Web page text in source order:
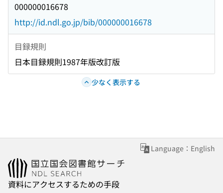
000000016678
http://id.ndl.go.jp/bib/000000016678
目録規則
日本目録規則1987年版改訂版
少なく表示する
Language：English
資料にアクセスするための手段